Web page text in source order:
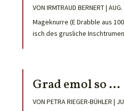
VON IRMTRAUD BERNERT|
Mageknurre (E Drabble aus
isch des grusliche
Grad emol so …
VON PETRA RIEGER-BÜHLER |